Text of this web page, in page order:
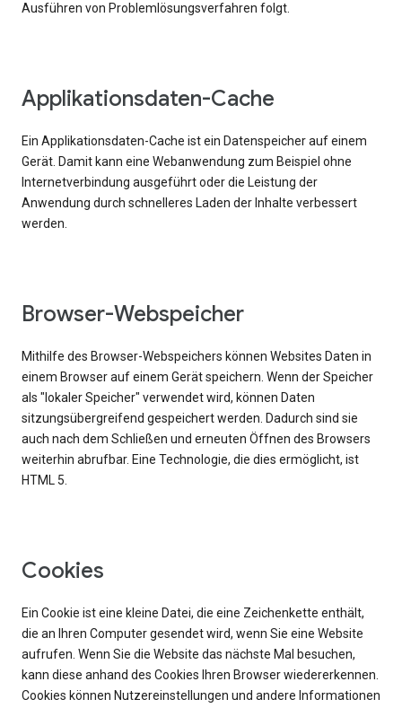
Ausführen von Problemlösungsverfahren folgt.
Applikationsdaten-Cache
Ein Applikationsdaten-Cache ist ein Datenspeicher auf einem
Gerät. Damit kann eine Webanwendung zum Beispiel ohne
Internetverbindung ausgeführt oder die Leistung der
Anwendung durch schnelleres Laden der Inhalte verbessert
werden.
Browser-Webspeicher
Mithilfe des Browser-Webspeichers können Websites Daten in
einem Browser auf einem Gerät speichern. Wenn der Speicher
als "lokaler Speicher" verwendet wird, können Daten
sitzungsübergreifend gespeichert werden. Dadurch sind sie
auch nach dem Schließen und erneuten Öffnen des Browsers
weiterhin abrufbar. Eine Technologie, die dies ermöglicht, ist
HTML 5.
Cookies
Ein Cookie ist eine kleine Datei, die eine Zeichenkette enthält,
die an Ihren Computer gesendet wird, wenn Sie eine Website
aufrufen. Wenn Sie die Website das nächste Mal besuchen,
kann diese anhand des Cookies Ihren Browser wiedererkennen.
Cookies können Nutzereinstellungen und andere Informationen